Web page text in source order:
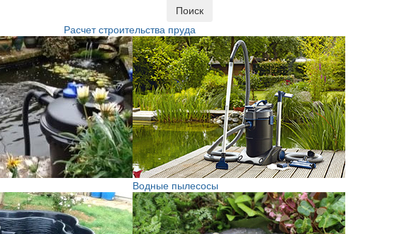
Поиск
Расчет строительства пруда
Водные пылесосы